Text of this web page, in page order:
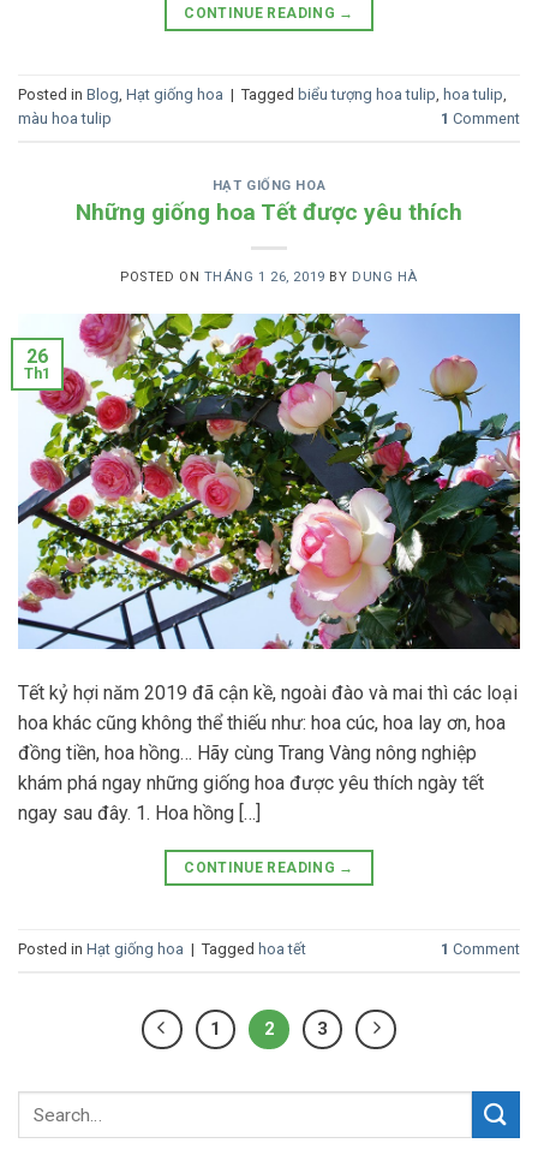
CONTINUE READING →
Posted in Blog, Hạt giống hoa | Tagged biểu tượng hoa tulip, hoa tulip,
màu hoa tulip
1 Comment
HẠT GIỐNG HOA
Những giống hoa Tết được yêu thích
POSTED ON THÁNG 1 26, 2019 BY DUNG HÀ
26
Th1
Tết kỷ hợi năm 2019 đã cận kề, ngoài đào và mai thì các loại
hoa khác cũng không thể thiếu như: hoa cúc, hoa lay ơn, hoa
đồng tiền, hoa hồng… Hãy cùng Trang Vàng nông nghiệp
khám phá ngay những giống hoa được yêu thích ngày tết
ngay sau đây. 1. Hoa hồng […]
CONTINUE READING →
Posted in Hạt giống hoa | Tagged hoa tết 1 Comment
1 2 3